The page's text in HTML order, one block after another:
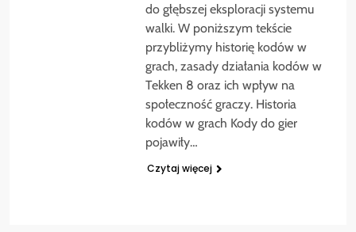
do głębszej eksploracji systemu
walki. W poniższym tekście
przybliżymy historię kodów w
grach, zasady działania kodów w
Tekken 8 oraz ich wpływ na
społeczność graczy. Historia
kodów w grach Kody do gier
pojawiły…
Czytaj więcej